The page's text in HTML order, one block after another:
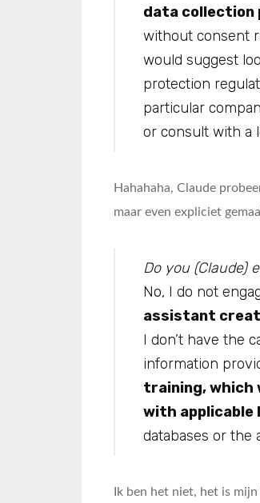
data collection
without consent
would suggest
protection
particular
or consult with a
Hahahaha, Claude
maar even expliciet
Do you (Claude)
No, I do not
assistant
I don’t have the
information
training, which
with applicable
databases or the
Ik ben het niet, het is